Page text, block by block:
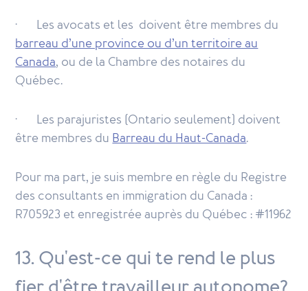
· Les avocats et les doivent être membres du
barreau d’une province ou d’un territoire au
Canada, ou de la Chambre des notaires du
Québec.
· Les parajuristes (Ontario seulement) doivent
être membres duBarreau du Haut-Canada.
Pour ma part, je suis membre en règle du Registre
des consultants en immigration du Canada :
R705923 et enregistrée auprès du Québec : #11962
13. Qu'est-ce qui te rend le plus